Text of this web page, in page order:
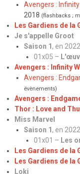
Avengers :
2018 (flashbacks ;
Les Gardiens de la
Je s'appelle Groot
Saison 1, en 2022
01x05 –
Avengers : Infinity
Avengers :
évènements)
Avengers :
Thor : Love and
Miss Marvel
Saison 1, en 2022
01x01 – Les
Les Gardiens de la
Les Gardiens de la
Loki